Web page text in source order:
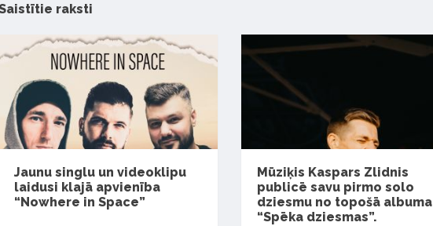
raksti
Jaunu singlu un videoklipu
laidusi klajā apvienība
“Nowhere in Space”
Mūziķis Kaspars Zlidnis
publicē savu pirmo solo
dziesmu no topošā albuma
“Spēka dziesmas”.